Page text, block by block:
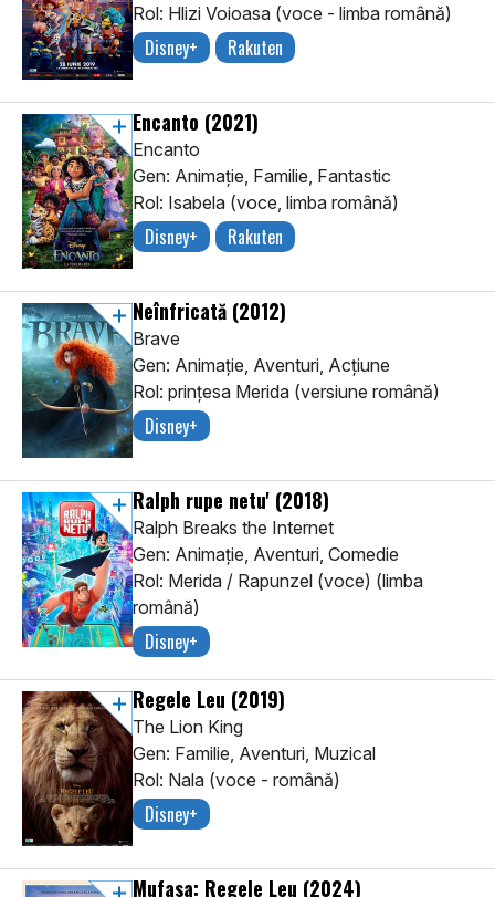
Rol: Hlizi Voioasa (voce - limba română)
Disney+ Rakuten
Encanto (2021)
Encanto
Gen: Animaţie, Familie, Fantastic
Rol: Isabela (voce, limba română)
Disney+ Rakuten
Neînfricată (2012)
Brave
Gen: Animaţie, Aventuri, Acţiune
Rol: prinţesa Merida (versiune română)
Disney+
Ralph rupe netu' (2018)
Ralph Breaks the Internet
Gen: Animaţie, Aventuri, Comedie
Rol: Merida / Rapunzel (voce) (limba
română)
Disney+
Regele Leu (2019)
The Lion King
Gen: Familie, Aventuri, Muzical
Rol: Nala (voce - română)
Disney+
Mufasa: Regele Leu (2024)